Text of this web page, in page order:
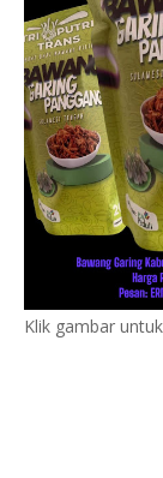
Klik gambar